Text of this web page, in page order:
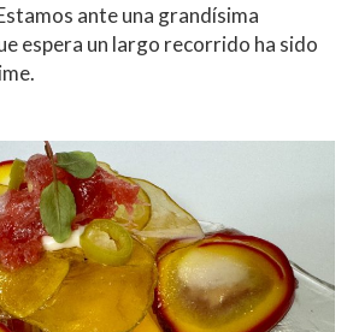
ante una grandísima
espera un largo recorrido ha sido